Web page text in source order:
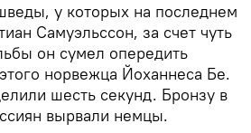
у которых на последнем
Самуэльссон, за счет чуть
он сумел опередить
норвежца Йоханнеса Бе.
шесть секунд. Бронзу в
вырвали немцы.